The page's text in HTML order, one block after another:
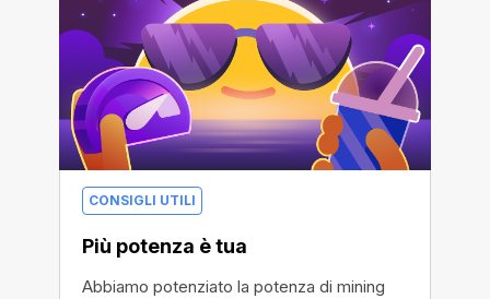
CONSIGLI UTILI
Più potenza è tua
Abbiamo potenziato la potenza di mining